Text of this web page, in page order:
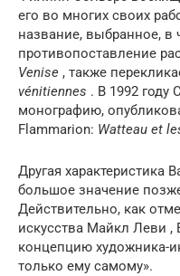
его во многих своих
название, выбранное, в
противопоставление
Venise , также
vénitiennes . В 1992 году
монографию,
Flammarion: Watteau et
Другая характеристика
большое значение
Действительно, как
искусства Майкл Леви ,
концепцию художника-
только ему самому».